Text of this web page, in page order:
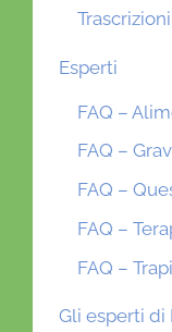
Esperti
FAQ –
FAQ –
FAQ –
FAQ –
FAQ –
Gli esperti di